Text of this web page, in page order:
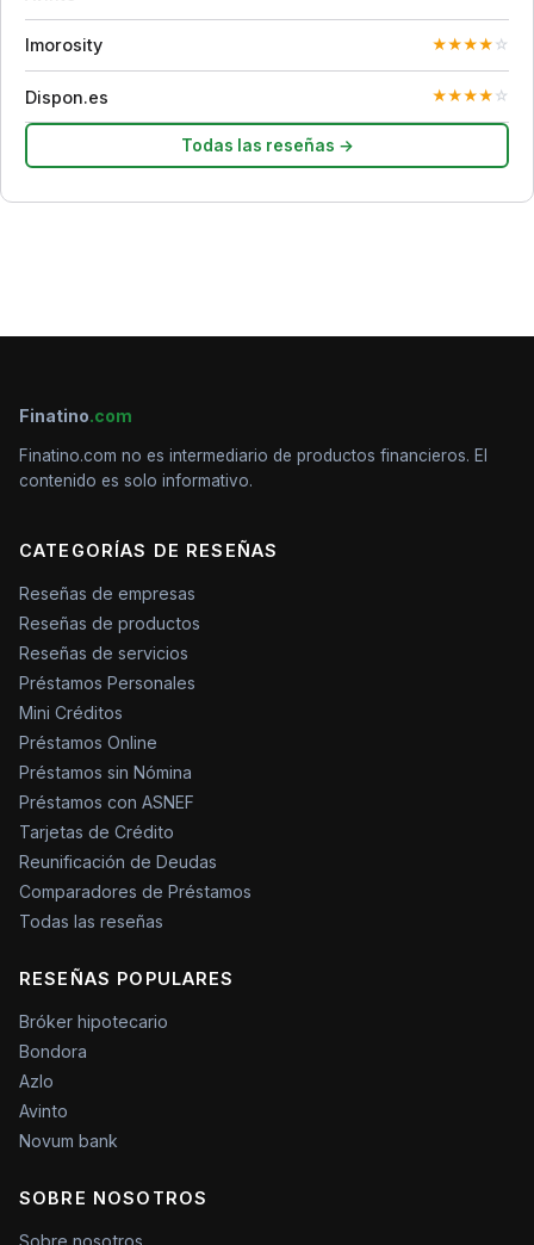
Imorosity ★★★★ ☆
Dispon.es ★★★★ ☆
Todas las reseñas →
Finatino.com
Finatino.com no es intermediario de productos financieros. El
contenido es solo informativo.
CATEGORÍAS DE RESEÑAS
Reseñas de empresas
Reseñas de productos
Reseñas de servicios
Préstamos Personales
Mini Créditos
Préstamos Online
Préstamos sin Nómina
Préstamos con ASNEF
Tarjetas de Crédito
Reunificación de Deudas
Comparadores de Préstamos
Todas las reseñas
RESEÑAS POPULARES
Bróker hipotecario
Bondora
Azlo
Avinto
Novum bank
SOBRE NOSOTROS
Sobre nosotros